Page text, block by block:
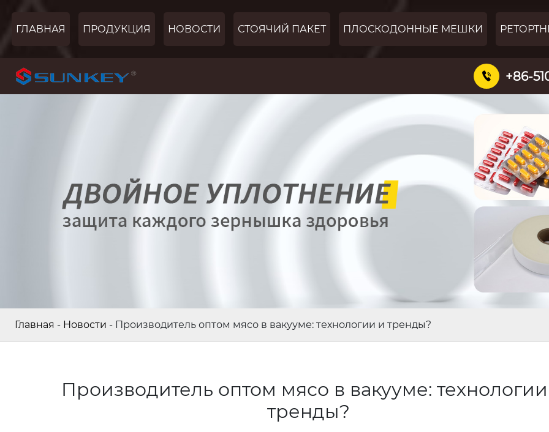
ГЛАВНАЯ ПРОДУКЦИЯ НОВОСТИ СТОЯЧИЙ ПАКЕТ ПЛОСКОДОННЫЕ МЕШКИ
 +86-
Главная - Новости - Производитель оптом мясо в вакууме: технологии и тренды?
Производитель оптом мясо в вакууме:
тренды?